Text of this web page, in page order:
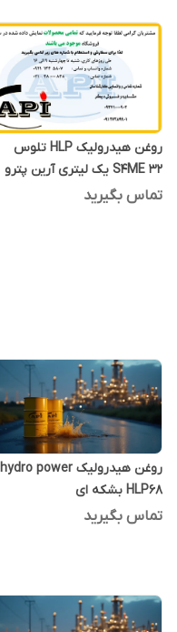
روغن هیدرولیک HLP تلوس
S4ME 32 یک لیتری آرین پترو
ایده
تماس بگیرید
روغن هیدرولیک hydro power
HLP68 بشکه ای
تماس بگیرید